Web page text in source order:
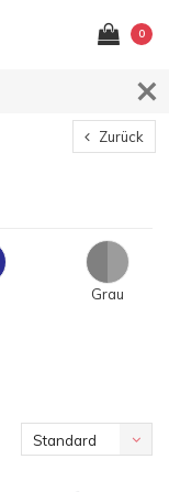
0
Zurück
Grau
Standard